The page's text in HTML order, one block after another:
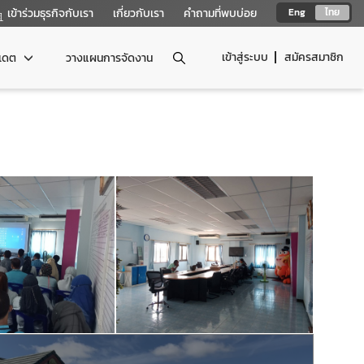
Eng ไทย
เข้าร่วมธุรกิจกับเรา เกี่ยวกับเรา คำถามที่พบบ่อย
เข้าสู่ระบบ สมัครสมาชิก
ดต วางแผนการจัดงาน